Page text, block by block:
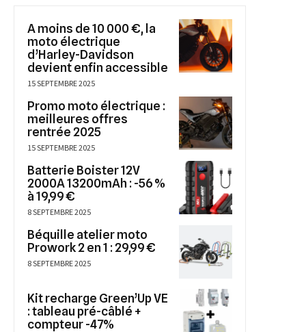
A moins de 10 000 €, la
moto électrique
d’Harley-Davidson
devient enfin accessible
15 SEPTEMBRE 2025
Promo moto électrique :
meilleures offres
rentrée 2025
15 SEPTEMBRE 2025
Batterie Boister 12V
2000A 13200mAh : -56 %
à 19,99 €
8 SEPTEMBRE 2025
Béquille atelier moto
Prowork 2 en 1 : 29,99 €
8 SEPTEMBRE 2025
Kit recharge Green’Up VE
: tableau pré-câblé +
compteur -47%